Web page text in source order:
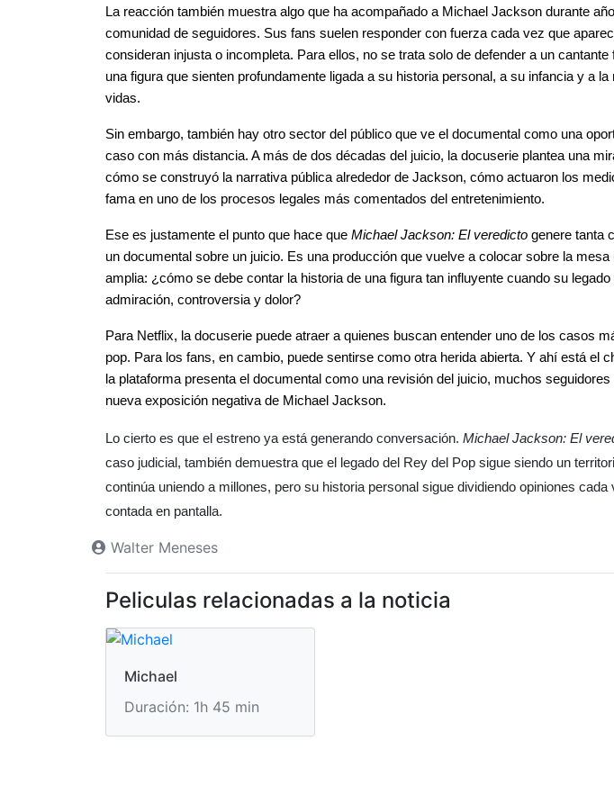
La reacción también muestra algo que ha acompañado a Michael Jackson durante
comunidad de seguidores. Sus fans suelen responder con fuerza cada vez que
consideran injusta o incompleta. Para ellos, no se trata solo de defender a un
una figura que sienten profundamente ligada a su historia personal, a su infancia y a
vidas.
Sin embargo, también hay otro sector del público que ve el documental como una
caso con más distancia. A más de dos décadas del juicio, la docuserie plantea una
cómo se construyó la narrativa pública alrededor de Jackson, cómo actuaron los
fama en uno de los procesos legales más comentados del entretenimiento.
Ese es justamente el punto que hace que Michael Jackson: El veredicto genere tanta
un documental sobre un juicio. Es una producción que vuelve a colocar sobre la mesa
amplia: ¿cómo se debe contar la historia de una figura tan influyente cuando su
admiración, controversia y dolor?
Para Netflix, la docuserie puede atraer a quienes buscan entender uno de los casos
pop. Para los fans, en cambio, puede sentirse como otra herida abierta. Y ahí está el
la plataforma presenta el documental como una revisión del juicio, muchos
nueva exposición negativa de Michael Jackson.
Lo cierto es que el estreno ya está generando conversación. Michael Jackson: El
caso judicial, también demuestra que el legado del Rey del Pop sigue siendo un
continúa uniendo a millones, pero su historia personal sigue dividiendo opiniones
contada en pantalla.
Walter Meneses
Peliculas relacionadas a la noticia
Michael
Duración: 1h 45 min